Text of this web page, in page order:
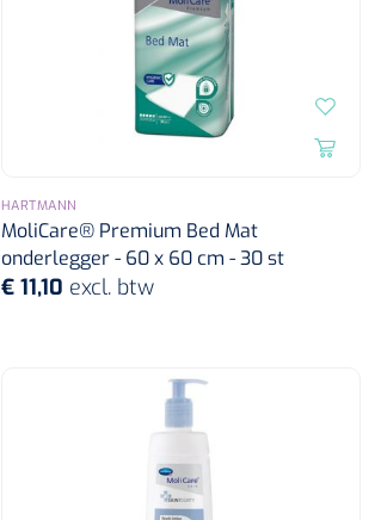
HARTMANN
MoliCare® Premium Bed Mat
onderlegger - 60 x 60 cm - 30 st
€ 11,10 excl. btw